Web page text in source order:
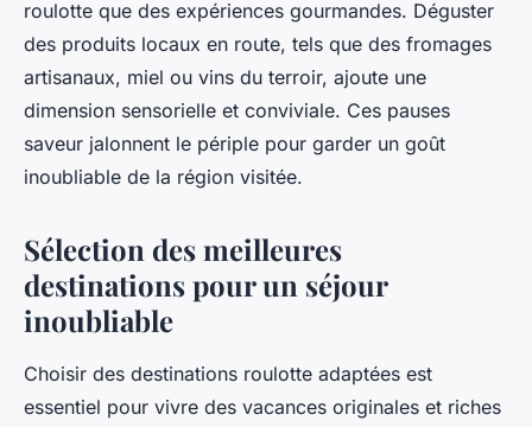
roulotte que des expériences gourmandes. Déguster
des produits locaux en route, tels que des fromages
artisanaux, miel ou vins du terroir, ajoute une
dimension sensorielle et conviviale. Ces pauses
saveur jalonnent le périple pour garder un goût
inoubliable de la région visitée.
Sélection des meilleures
destinations pour un séjour
inoubliable
Choisir des destinations roulotte adaptées est
essentiel pour vivre des vacances originales et riches